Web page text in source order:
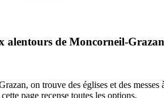
alentours de Moncorneil-
on trouve des églises et des messes
page recense toutes les options.